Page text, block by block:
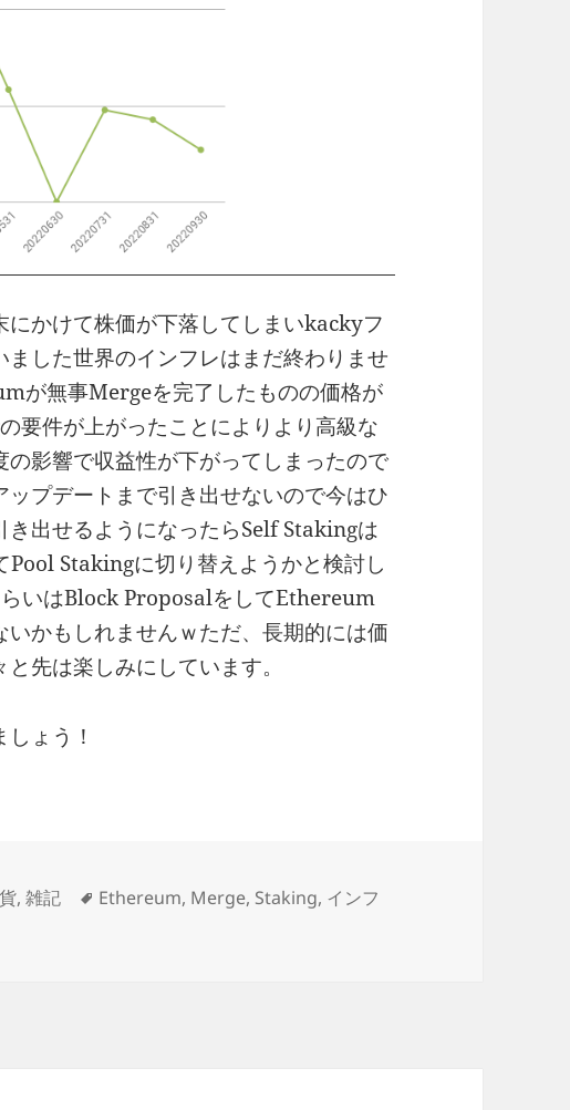
かけて株価が下落してしまいkackyフ
した世界のインフレはまだ終わりませ
が無事Mergeを完了したものの価格が
要件が上がったことによりより高級な
影響で収益性が下がってしまったので
プデートまで引き出せないので今はひ
出せるようになったらSelf Stakingは
Stakingに切り替えようかと検討し
いはBlock ProposalをしてEthereum
かもしれませんｗただ、長期的には価
先は楽しみにしています。
ょう！
,雑記
タ
Ethereum, Merge, Staking, インフ